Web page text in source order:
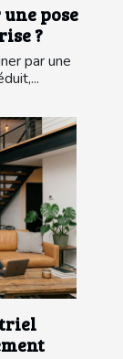
pose
?
par une